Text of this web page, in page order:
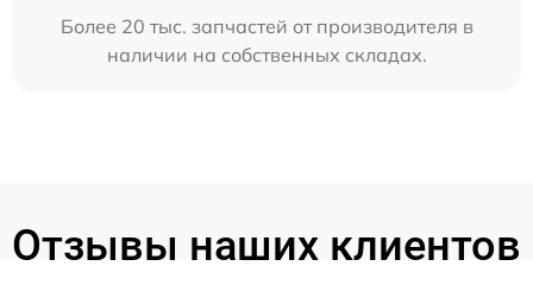
Более 20 тыс. запчастей от производителя в
наличии на собственных складах.
Отзывы наших клиентов